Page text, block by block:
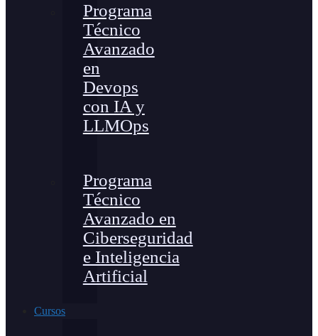
Programa
Técnico
Avanzado
en
Devops
con IA y
LLMOps
Programa
Técnico
Avanzado en
Ciberseguridad
e Inteligencia
Artificial
Cursos